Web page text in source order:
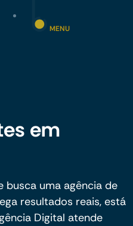
MENU
em
busca uma agência de
resultados reais, está
Digital atende